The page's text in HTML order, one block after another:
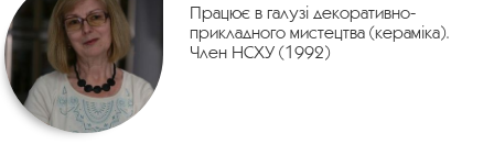
Працює в галузі декоративно-
прикладного мистецтва (кераміка).
Член НСХУ (1992)